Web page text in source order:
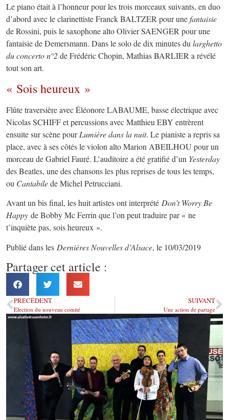
Le piano était à l’honneur pour les trois morceaux suivants, en duo
d’abord avec le clarinettiste Franck BALTZER pour unefantaisie
de Rossini, puis le saxophone alto Olivier SAENGER pour une
fantaisie de Demersmann. Dans le solo de dix minutes du larghetto
du concerto n°2de Frédéric Chopin, Mathias BARLIER a révélé
tout son art.
« Sois heureux »
Flûte traversière avec Éléonore LABAUME, basse électrique avec
Nicolas SCHIFF et percussions avec Matthieu EBY entrèrent
ensuite sur scène pourLumière dans la nuit. Le pianiste a repris sa
place, avec à ses côtés le violon alto Marion ABEILHOU pour un
morceau de Gabriel Fauré. L’auditoire a été gratifié d’un Yesterday
des Beatles, une des chansons les plus reprises de tous les temps,
ou Cantabilede Michel Petrucciani.
Avant un bis final, les huit artistes ont interprété Don’t Worry Be
Happy de Bobby Mc Ferrin que l’on peut traduire par « ne
t’inquiète pas, sois heureux ».
Publié dans les Dernières Nouvelles d’Alsace, le 10/03/2019
Partager cet article :
PRÉCÉDENT
Election du nouveau comité
SUIVANT
Une action de partage